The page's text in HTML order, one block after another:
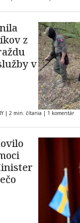
z
v
| 2 min. čítania | 1 komentár